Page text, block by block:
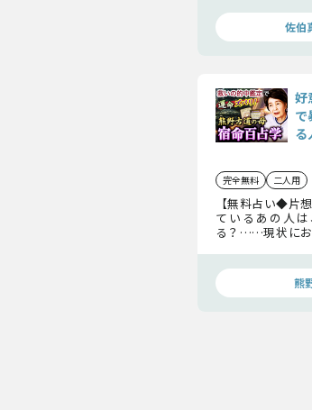
佐伯
好
で
る
完全無料 二人用
【無料占い◆片
ているあの人
る？……現状にお
ち着けていらし熊